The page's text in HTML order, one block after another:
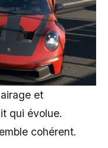
et
qui évolue.
cohérent.